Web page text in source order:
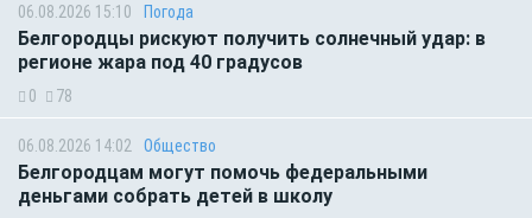
06.08.2026 15:10 Погода
Белгородцы рискуют получить солнечный удар: в
регионе жара под 40 градусов
0 78
06.08.2026 14:02 Общество
Белгородцам могут помочь федеральными
деньгами собрать детей в школу